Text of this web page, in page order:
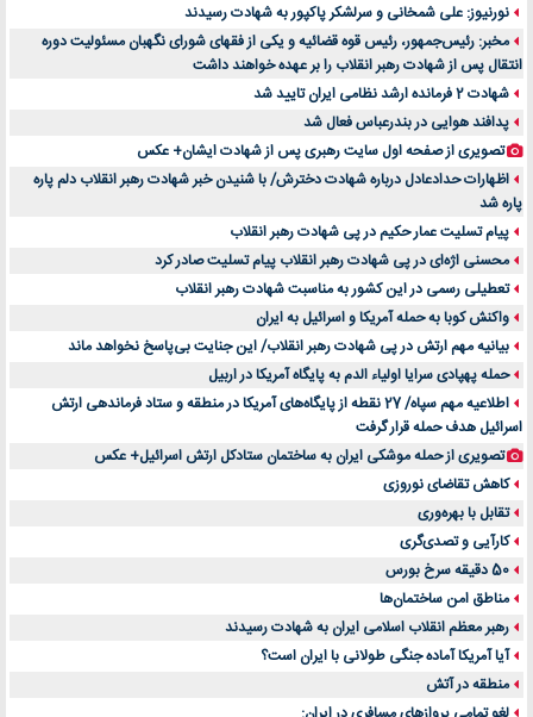
نورنیوز: علی شمخانی و سرلشکر پاکپور به شهادت رسیدند
مخبر: رئیس‌جمهور، رئیس قوه ‌قضائیه و یکی از فقهای شورای نگهبان مسئولیت دوره
انتقال پس ‌از شهادت رهبر انقلاب را بر عهده خواهند داشت
شهادت 2 فرمانده ارشد نظامی ایران تایید شد
پدافند هوایی در بندرعباس فعال شد
تصویری از صفحه اول سایت رهبری پس از شهادت ایشان+ عکس
اظهارات حدادعادل درباره شهادت دخترش/ با شنیدن خبر شهادت رهبر انقلاب دلم پاره
پاره شد
پیام تسلیت عمار حکیم در پی شهادت رهبر انقلاب
محسنی اژه‌ای در پی شهادت رهبر انقلاب پیام تسلیت صادر کرد
تعطیلی رسمی در این کشور به مناسبت شهادت رهبر انقلاب
واکنش کوبا به حمله آمریکا و اسرائیل به ایران
بیانیه مهم ارتش در پی شهادت رهبر انقلاب/ این جنایت بی‌پاسخ نخواهد ماند
حمله پهپادی سرایا اولیاء الدم به پایگاه آمریکا در اربیل
اطلاعیه مهم سپاه/ 27 نقطه از پایگاه‌های آمریکا در منطقه و ستاد فرماندهی ارتش
اسرائیل هدف حمله قرار گرفت
تصویری از حمله موشکی ایران به ساختمان ستادکل ارتش اسرائیل+ عکس
کاهش تقاضای نوروزی
تقابل با بهره‌وری
کارآیی و تصدی‌گری
50 دقیقه سرخ بورس
مناطق امن ساختمان‌ها
رهبر معظم انقلاب اسلامی ایران به شهادت رسیدند
آیا آمریکا آماده جنگی طولانی با ایران است؟
منطقه در آتش